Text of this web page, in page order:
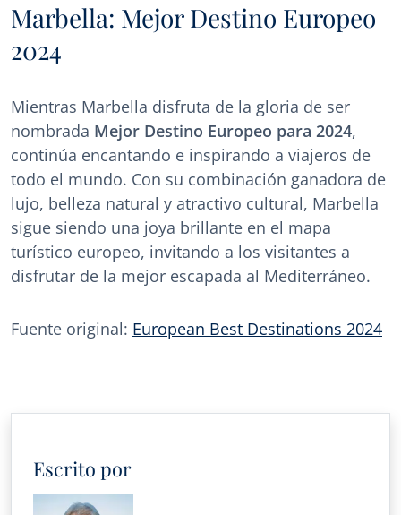
Marbella: Mejor Destino Europeo
2024
Mientras Marbella disfruta de la gloria de ser
nombrada Mejor Destino Europeo para 2024,
continúa encantando e inspirando a viajeros de
todo el mundo. Con su combinación ganadora de
lujo, belleza natural y atractivo cultural, Marbella
sigue siendo una joya brillante en el mapa
turístico europeo, invitando a los visitantes a
disfrutar de la mejor escapada al Mediterráneo.
Fuente original: European Best Destinations 2024
Escrito por